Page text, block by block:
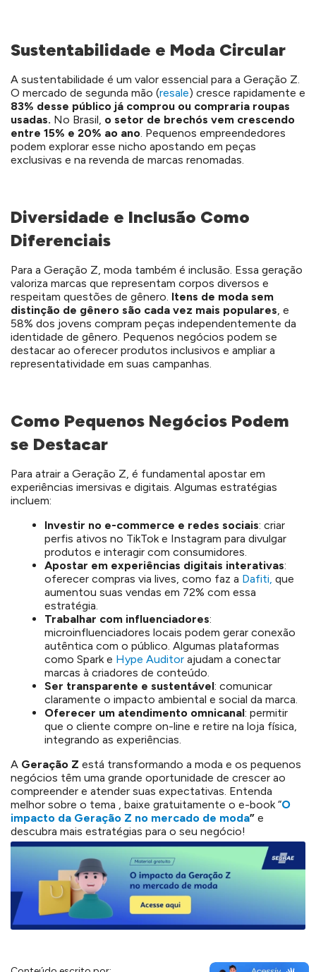
Sustentabilidade e Moda Circular
A sustentabilidade é um valor essencial para a Geração Z.
O mercado de segunda mão (resale) cresce rapidamente e
83% desse público já comprou ou compraria roupas
usadas. No Brasil, o setor de brechós vem crescendo
entre 15% e 20% ao ano . Pequenos empreendedores
podem explorar esse nicho apostando em peças
exclusivas e na revenda de marcas renomadas.
Diversidade e Inclusão Como
Diferenciais
Para a Geração Z, moda também é inclusão. Essa geração
valoriza marcas que representam corpos diversos e
respeitam questões de gênero. Itens de moda sem
distinção de gênero são cada vez mais populares , e
58% dos jovens compram peças independentemente da
identidade de gênero. Pequenos negócios podem se
destacar ao oferecer produtos inclusivos e ampliar a
representatividade em suas campanhas.
Como Pequenos Negócios Podem
se Destacar
Para atrair a Geração Z, é fundamental apostar em
experiências imersivas e digitais. Algumas estratégias
incluem:
Investir no e-commerce e redes sociais: criar
perfis ativos no TikTok e Instagram para divulgar
produtos e interagir com consumidores.
Apostar em experiências digitais interativas:
oferecer compras via lives, como faz a Dafiti, que
aumentou suas vendas em 72% com essa
estratégia.
Trabalhar com influenciadores:
microinfluenciadores locais podem gerar conexão
autêntica com o público. Algumas plataformas
como Spark e Hype Auditor ajudam a conectar
marcas à criadores de conteúdo.
Ser transparente e sustentável: comunicar
claramente o impacto ambiental e social da marca.
Oferecer um atendimento omnicanal: permitir
que o cliente compre on-line e retire na loja física,
integrando as experiências.
A Geração Z está transformando a moda e os pequenos
negócios têm uma grande oportunidade de crescer ao
compreender e atender suas expectativas. Entenda
melhor sobre o tema , baixe gratuitamente o e-book “O
impacto da Geração Z no mercado de moda” e
descubra mais estratégias para o seu negócio!